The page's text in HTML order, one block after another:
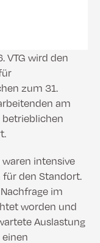
VTG wird den
zum 31.
am
intensive
den Standort.
im
worden und
Auslastung